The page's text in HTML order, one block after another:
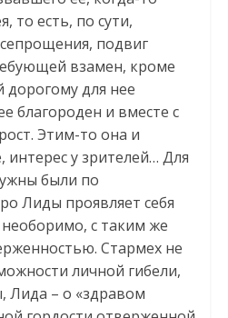
то есть, по сути,
подвиг
взамен, кроме
дорогому для нее
благороден и вместе с
Этим-то она и
у зрителей… Для
были по
Лиды проявляет себя
с таким же
Стармех не
личной гибели,
Лида – о «здравом